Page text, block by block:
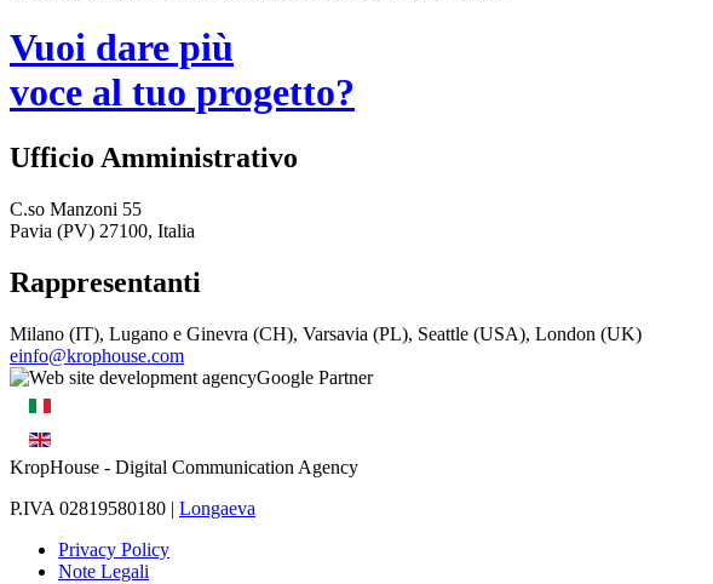
Vuoi dare più
voce al tuo progetto?
Ufficio Amministrativo
C.so Manzoni 55
Pavia (PV) 27100, Italia
Rappresentanti
Milano (IT), Lugano e Ginevra (CH), Varsavia (PL), Seattle (USA), London (UK)
einfo@krophouse.com
KropHouse - Digital Communication Agency
P.IVA 02819580180 | Longaeva
Privacy Policy
Note Legali